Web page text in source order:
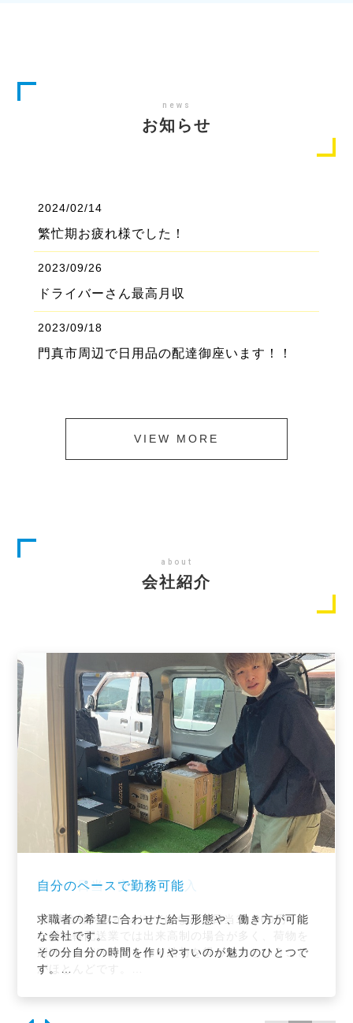
news
お知らせ
2024/02/14
繁忙期お疲れ様でした！
2023/09/26
ドライバーさん最高月収
2023/09/18
門真市周辺で日用品の配達御座います！！
VIEW MORE
about
会社紹介
若い世代が活躍中
弊社では車両リース制度もあり、ドライバー未経験
の方でも初心者の方でも普通自動車免許（AT限定
可）があれば勤務可能です！
性別年齢不問でやる気のある方であれば大歓迎で
トした方で、弊社でも若い世代が中心に活躍中で
安心の日当！安定した収入
“株式会社グラインド”ではなんと日当16,000円！
一般の軽配送業では出来高制の場合が多く、荷物を
届けた分だけ反映されて給与を得られるということ
がほとんどです。
やプレッシャーといったストレスに悩まされること
自分のペースで勤務可能
求職者の希望に合わせた給与形態や、働き方が可能
な会社です。
その分自分の時間を作りやすいのが魅力のひとつで
す。
ョンを大切にしながら楽しく業務をこなすことがで
若い世代が活躍中
弊社では車両リース制度もあり、ドライバー未経験
の方でも初心者の方でも普通自動車免許（AT限定
可）があれば勤務可能です！
性別年齢不問でやる気のある方であれば大歓迎で
トした方で、弊社でも若い世代が中心に活躍中で
安心の日当！安定した収入
“株式会社グラインド”ではなんと日当16,000円！
一般の軽配送業では出来高制の場合が多く、荷物を
届けた分だけ反映されて給与を得られるということ
がほとんどです。
やプレッシャーといったストレスに悩まされること